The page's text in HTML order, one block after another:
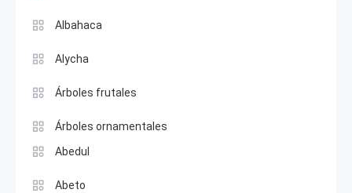
Albahaca
Alycha
Árboles frutales
Árboles ornamentales
Abedul
Abeto